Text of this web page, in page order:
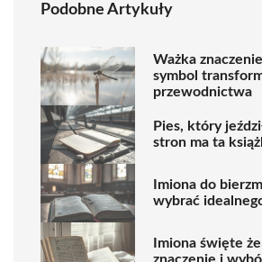
Podobne Artykuły
Ważka
symbol
przewodnictwa
Pies, który
stron ma ta
Imiona do
wybrać
Imiona święte